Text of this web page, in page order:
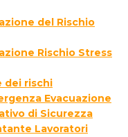
del Rischio
Rischio Stress
dei rischi
Evacuazione
di Sicurezza
Lavoratori